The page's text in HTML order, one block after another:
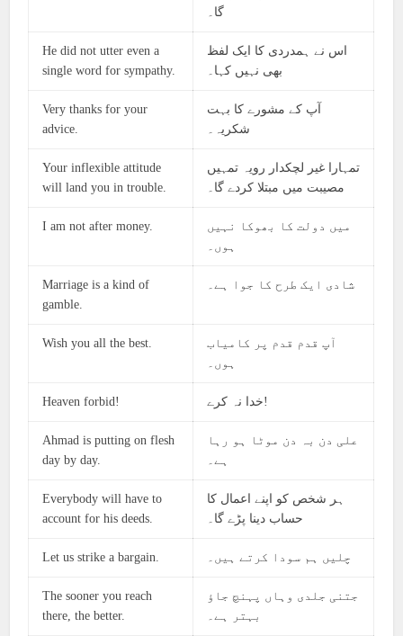
گا۔
He did not utter even a
single word for sympathy.
اس نے ہمدردی کا ایک لفظ
بھی نہیں کہا۔
Very thanks for your
advice.
آپ کے مشورے کا بہت
شکریہ۔
Your inflexible attitude
will land you in trouble.
تمہارا غیر لچکدار رویہ تمہیں
مصیبت میں مبتلا کردے گا۔
I am not after money.
میں دولت کا بھوکا نہیں
ہوں۔
Marriage is a kind of
gamble.
شادی ایک طرح کا جوا ہے۔
Wish you all the best.
آپ قدم قدم پر کامیاب
ہوں۔
Heaven forbid! خدا نہ کرے!
Ahmad is putting on flesh
day by day.
علی دن بہ دن موٹا ہو رہا
ہے۔
Everybody will have to
account for his deeds.
ہر شخص کو اپنے اعمال کا
حساب دینا پڑے گا۔
Let us strike a bargain. چلیں ہم سودا کرتے ہیں۔
The sooner you reach
there, the better.
جتنی جلدی وہاں پہنچ جاؤ
بہتر ہے۔